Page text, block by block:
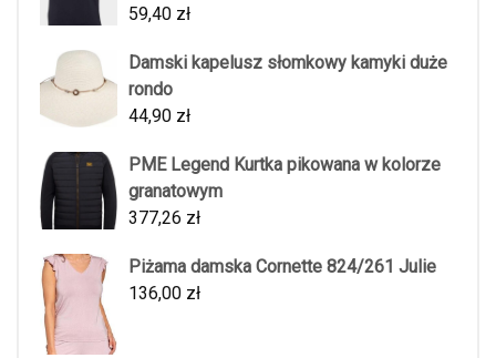
59,40 zł
Damski kapelusz słomkowy kamyki duże
rondo
44,90 zł
PME Legend Kurtka pikowana w kolorze
granatowym
377,26 zł
Piżama damska Cornette 824/261 Julie
136,00 zł